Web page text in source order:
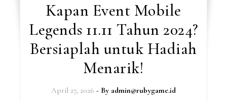
Kapan Event Mobile
Legends 11.11 Tahun 2024?
Bersiaplah untuk Hadiah
Menarik!
April 27, 2026 - By admin@rubygame.id